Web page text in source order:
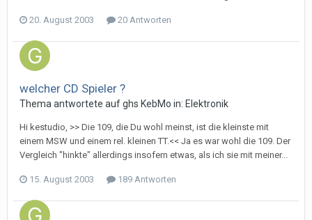
20. August 2003 20 Antworten
welcher CD Spieler ?
Thema antwortete aufghs KebMo in: Elektronik
Hi kestudio, >> Die 109, die Du wohl meinst, ist die kleinste mit
einem MSW und einem rel. kleinen TT.<< Ja es war wohl die 109. Der
Vergleich "hinkte" allerdings insofern etwas, als ich sie mit meiner...
15. August 2003 189 Antworten